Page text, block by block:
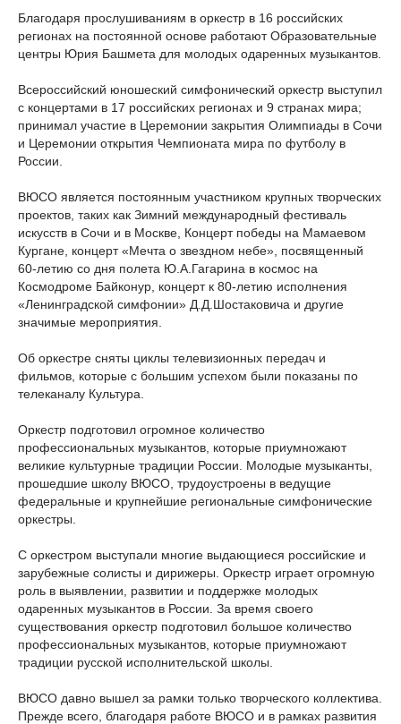
Благодаря прослушиваниям в оркестр в 16 российских
регионах на постоянной основе работают Образовательные
центры Юрия Башмета для молодых одаренных музыкантов.
Всероссийский юношеский симфонический оркестр выступил
с концертами в 17 российских регионах и 9 странах мира;
принимал участие в Церемонии закрытия Олимпиады в Сочи
и Церемонии открытия Чемпионата мира по футболу в
России.
ВЮСО является постоянным участником крупных творческих
проектов, таких как Зимний международный фестиваль
искусств в Сочи и в Москве, Концерт победы на Мамаевом
Кургане, концерт «Мечта о звездном небе», посвященный
60-летию со дня полета Ю.А.Гагарина в космос на
Космодроме Байконур, концерт к 80-летию исполнения
«Ленинградской симфонии» Д.Д.Шостаковича и другие
значимые мероприятия.
Об оркестре сняты циклы телевизионных передач и
фильмов, которые с большим успехом были показаны по
телеканалу Культура.
Оркестр подготовил огромное количество
профессиональных музыкантов, которые приумножают
великие культурные традиции России. Молодые музыканты,
прошедшие школу ВЮСО, трудоустроены в ведущие
федеральные и крупнейшие региональные симфонические
оркестры.
С оркестром выступали многие выдающиеся российские и
зарубежные солисты и дирижеры. Оркестр играет огромную
роль в выявлении, развитии и поддержке молодых
одаренных музыкантов в России. За время своего
существования оркестр подготовил большое количество
профессиональных музыкантов, которые приумножают
традиции русской исполнительской школы.
ВЮСО давно вышел за рамки только творческого коллектива.
Прежде всего, благодаря работе ВЮСО и в рамках развития